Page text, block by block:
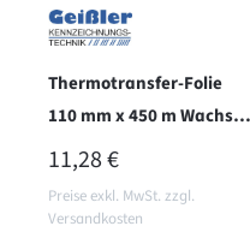
Thermotransfer-Folie
110 mm x 450 m Wachs+,
aussen, RATIO
REGULÄRER PREIS:
11,28 €
Preise exkl. MwSt. zzgl.
Versandkosten